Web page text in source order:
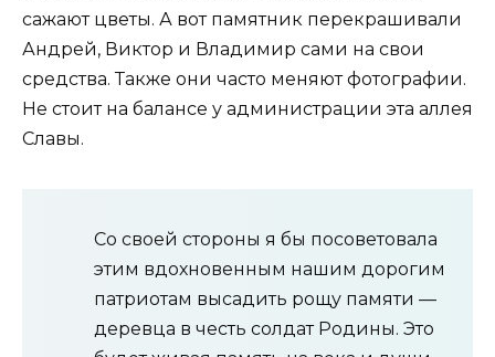
сажают цветы. А вот памятник перекрашивали
Андрей, Виктор и Владимир сами на свои
средства. Также они часто меняют фотографии.
Не стоит на балансе у администрации эта аллея
Славы.
Со своей стороны я бы посоветовала
этим вдохновенным нашим дорогим
патриотам высадить рощу памяти —
деревца в честь солдат Родины. Это